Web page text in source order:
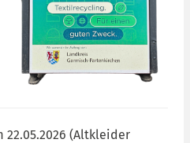
22.05.2026 (Altkleider